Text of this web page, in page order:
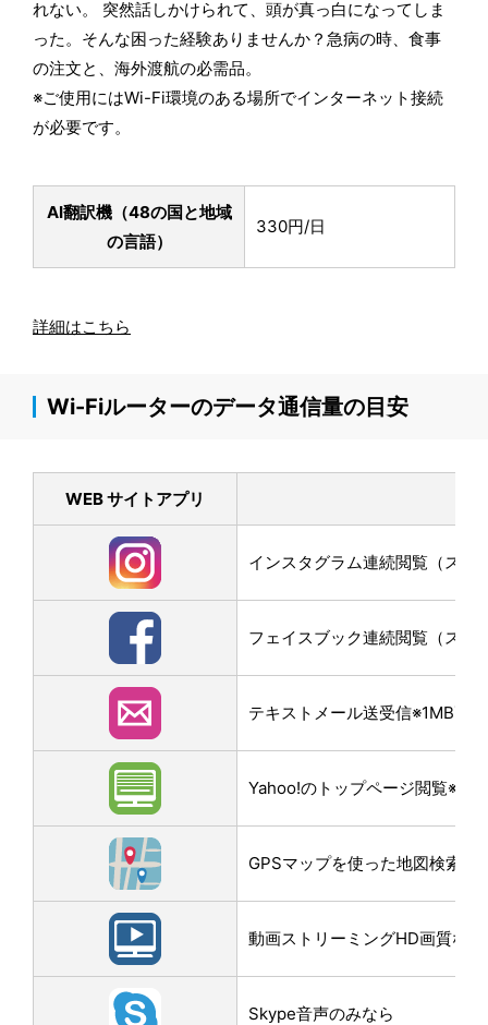
れない。 突然話しかけられて、頭が真っ白になってしま
った。そんな困った経験ありませんか？急病の時、食事
の注文と、海外渡航の必需品。
※ご使用にはWi-Fi環境のある場所でインターネット接続
が必要です。
AI翻訳機（48の国と地域
の言語）
330円/日
詳細はこちら
Wi-Fiルーターのデータ通信量の目安
WEB サイトアプリ
インスタグラム連続閲覧（スク
フェイスブック連続閲覧（スク
テキストメール送受信※1MB画
Yahoo!のトップページ閲覧
GPSマップを使った地図検索な
動画ストリーミングHD画質なら
Skype音声のみなら